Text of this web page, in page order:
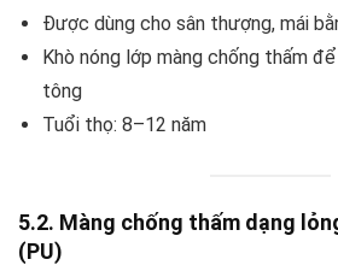
Được dùng cho sân thượng, mái
Khò nóng lớp màng chống thấm
tông
Tuổi thọ: 8–12 năm
5.2. Màng chống thấm dạng
(PU)